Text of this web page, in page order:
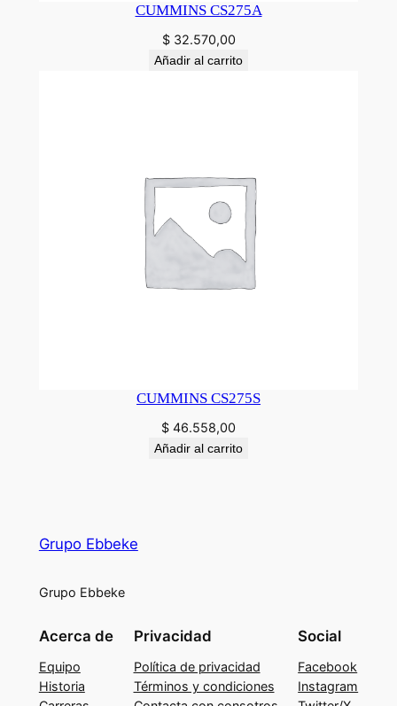
CUMMINS CS275A
$32.570,00
Añadir al carrito
CUMMINS CS275S
$ 46.558,00
Añadir al carrito
Grupo Ebbeke
Grupo Ebbeke
Acerca de
Equipo
Historia
Privacidad
Política de privacidad
Términos y condiciones
Social
Facebook
Instagram